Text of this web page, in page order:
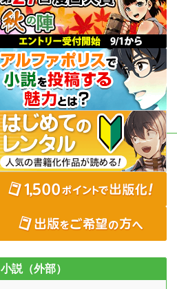
小説（外部）